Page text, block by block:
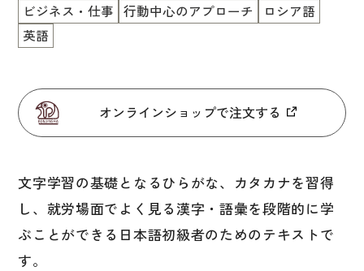
カセットテープ・ＣＤ
カード・ゲーム・絵教材
図表
辞典
日本語学習辞典
漢字字典（辞典）
英語辞典
ビジネス・仕事 行動中心のアプローチ
ロシア語
英語
オンラインショップで注文する
文字学習の基礎となるひらがな、カタカナを習得
し、就労場面でよく見る漢字・語彙を段階的に学
ぶことができる日本語初級者のためのテキストで
す。